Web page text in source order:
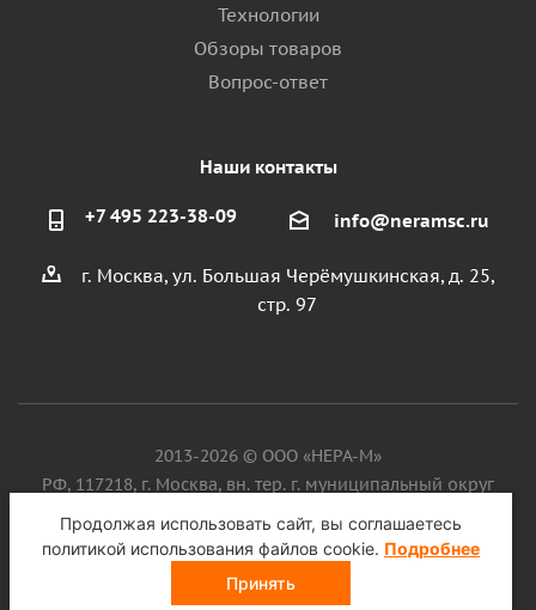
Технологии
Обзоры товаров
Вопрос-ответ
Наши контакты
+7 495 223-38-09 info@neramsc.ru
г. Москва, ул. Большая Черёмушкинская, д. 25,
стр. 97
2013-2026 © ООО «НЕРА-М»
РФ, 117218, г. Москва, вн. тер. г. муниципальный округ
Котловка, ул. Большая Черёмушкинская, д. 25, стр. 97, ИНН
9718086924, ОГРН 1187746099750
Продолжая использовать сайт, вы соглашаетесь
политикой использования файлов cookie. Подробнее
Принять